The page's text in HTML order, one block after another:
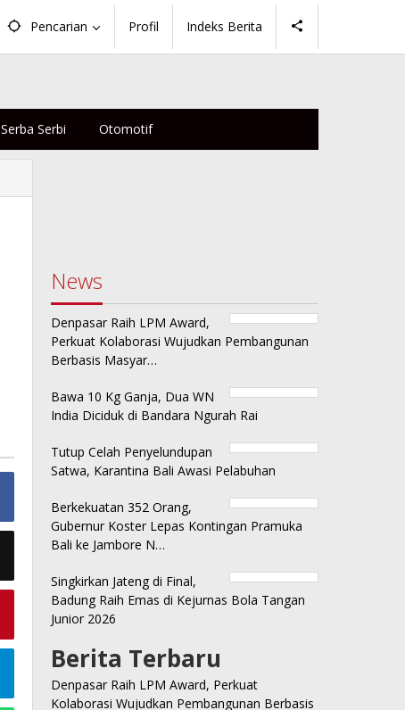
Pencarian Profil Indeks Berita
Serba Serbi Otomotif
News
Denpasar Raih LPM Award,
Perkuat Kolaborasi Wujudkan Pembangunan
Berbasis Masyar…
Bawa 10 Kg Ganja, Dua WN
India Diciduk di Bandara Ngurah Rai
Tutup Celah Penyelundupan
Satwa, Karantina Bali Awasi Pelabuhan
Berkekuatan 352 Orang,
Gubernur Koster Lepas Kontingan Pramuka
Bali ke Jambore N…
Singkirkan Jateng di Final,
Badung Raih Emas di Kejurnas Bola Tangan
Junior 2026
Berita Terbaru
Denpasar Raih LPM Award, Perkuat
Kolaborasi Wujudkan Pembangunan Berbasis